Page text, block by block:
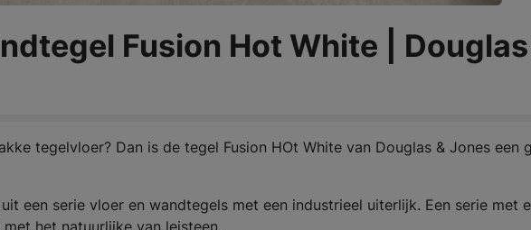
Fusion Hot White |
tegelvloer? Dan is de tegel Fusion HOt White van Douglas & Jones een
een serie vloer en wandtegels met een industrieel uiterlijk. Een serie met